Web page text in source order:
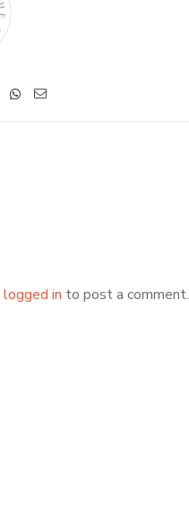
logged in to post a comment.